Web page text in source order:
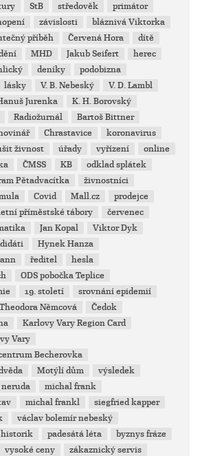
StB středověk
primátor
závislosti
bláznivá Viktorka
příběh Červená Hora
dítě
MHD Jakub Seifert
herec
deníky
podobizna
lásky V. B. Nebeský
V. D. Lambl
Jurenka
K. H. Borovský
Radiožurnál
Bartoš Bittner
Chrastavice
koronavirus
živnost úřady vyřízení
online
ČMSS KB
odklad splátek
Pětadvacítka
živnostníci
Covid Mall.cz
prodejce
příměstské tábory
červenec
Jan Kopal
Viktor Dyk
Hynek Hanza
ředitel
hesla
ODS pobočka Teplice
19. století
srovnání epidemií
Theodora Němcová
Čedok
Karlovy Vary Region Card
Vary
Becherovka
Motýlí dům
výsledek
neruda
michal frank
michal frankl
siegfried kapper
václav bolemír nebeský
historik padesátá léta
byznys fráze
vysoké ceny
zákaznický servis